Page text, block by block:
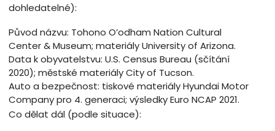
dohledatelné):
Původ názvu: Tohono O’odham Nation Cultural
Center & Museum; materiály University of Arizona.
Data k obyvatelstvu: U.S. Census Bureau (sčítání
2020); městské materiály City of Tucson.
Auto a bezpečnost: tiskové materiály Hyundai Motor
Company pro 4. generaci; výsledky Euro NCAP 2021.
Co dělat dál (podle situace):